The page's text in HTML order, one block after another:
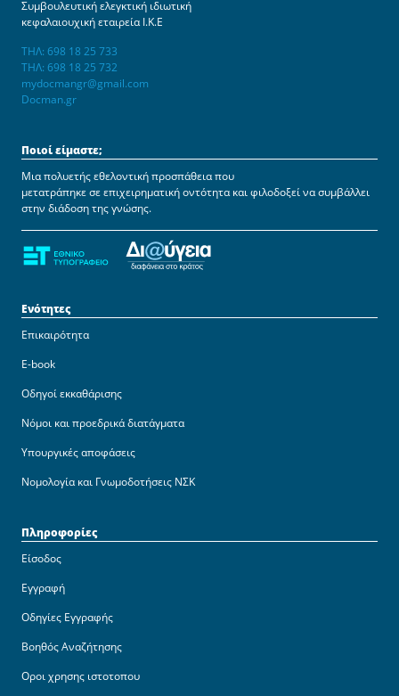
Συμβουλευτική ελεγκτική ιδιωτική
κεφαλαιουχική εταιρεία Ι.Κ.Ε
ΤΗΛ: 698 18 25 733
ΤΗΛ: 698 18 25 732
mydocmangr@gmail.com
Docman.gr
Ποιοί είμαστε;
Μια πολυετής εθελοντική προσπάθεια που
μετατράπηκε σε επιχειρηματική οντότητα και φιλοδοξεί να συμβάλλει
στην διάδοση της γνώσης.
Ενότητες
Επικαιρότητα
E-book
Οδηγοί εκκαθάρισης
Νόμοι και προεδρικά διατάγματα
Υπουργικές αποφάσεις
Νομολογία και Γνωμοδοτήσεις ΝΣΚ
Πληροφορίες
Είσοδος
Εγγραφή
Οδηγίες Εγγραφής
Βοηθός Αναζήτησης
Οροι χρησης ιστοτοπου